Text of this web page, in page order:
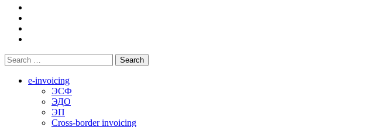
e-invoicing
ЭСФ
ЭДО
ЭП
Cross-border invoicing